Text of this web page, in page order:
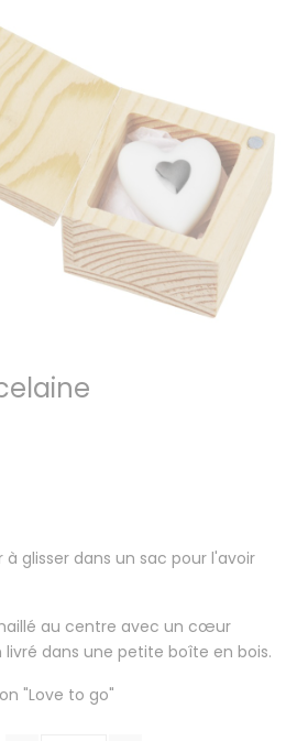
glisser dans un sac pour l'avoir
au centre avec un cœur
dans une petite boîte en bois.
"Love to go"